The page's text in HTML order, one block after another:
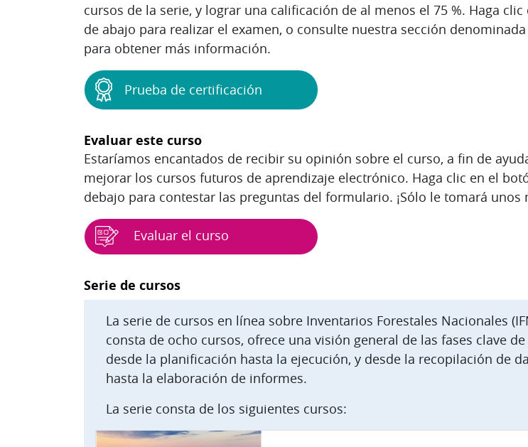
cursos de la serie, y lograr una calificación de al menos el 75 %. Haga
de abajo para realizar el examen, o consulte nuestra sección denominada
para obtener más información.
Prueba de certificación
Evaluar este curso
Estaríamos encantados de recibir su opinión sobre el curso, a fin de
mejorar los cursos futuros de aprendizaje electrónico. Haga clic en el
debajo para contestar las preguntas del formulario. ¡Sólo le tomará unos
Evaluar el curso
Bloques
Serie de cursos
La serie de cursos en línea sobre Inventarios Forestales Nacionales
consta de ocho cursos, ofrece una visión general de las fases clave de
desde la planificación hasta la ejecución, y desde la recopilación de
hasta la elaboración de informes.
La serie consta de los siguientes cursos: